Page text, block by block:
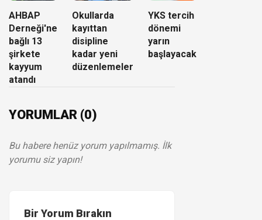
AHBAP
Derneği'ne
bağlı 13
şirkete
kayyum
atandı
Okullarda
kayıttan
disipline
kadar yeni
düzenlemeler
YKS tercih
dönemi
yarın
başlayacak
YORUMLAR (0)
Bu habere henüz yorum yapılmamış. İlk
yorumu siz yapın!
Bir Yorum Bırakın